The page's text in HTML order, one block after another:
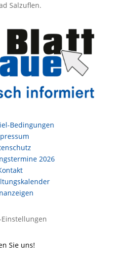
Salzuflen.
Bedingungen
2026
Einstellungen
Sie uns!